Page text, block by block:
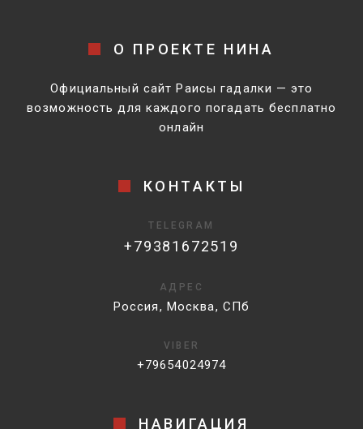
О ПРОЕКТЕ НИНА
Официальный сайт Раисы гадалки — это
возможность для каждого погадать бесплатно
онлайн
КОНТАКТЫ
TELEGRAM
+79381672519
АДРЕС
Россия, Москва, СПб
VIBER
+79654024974
НАВИГАЦИЯ